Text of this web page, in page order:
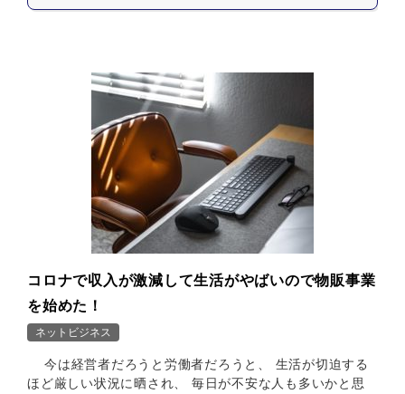
コロナで収入が激減して生活がやばいので物販事業
を始めた！
ネットビジネス
今は経営者だろうと労働者だろうと、 生活が切迫する
ほど厳しい状況に晒され、 毎日が不安な人も多いかと思